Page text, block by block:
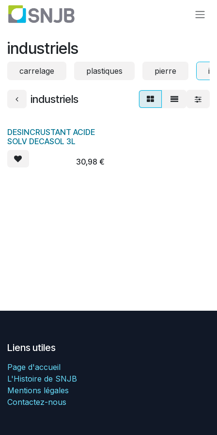
Se rendre au contenu
industriels
carrelage plastiques pierre
industriels
DESINCRUSTANT ACIDE
SOLV DECASOL 3L
30,98 €
Liens utiles
Page d'accueil
L'Histoire de SNJB
Mentions légales
Contactez-nous